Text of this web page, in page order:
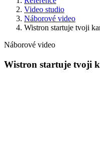
Video studio
Náborové video
Wistron startuje tvoji
Náborové video
Wistron startuje tvoji